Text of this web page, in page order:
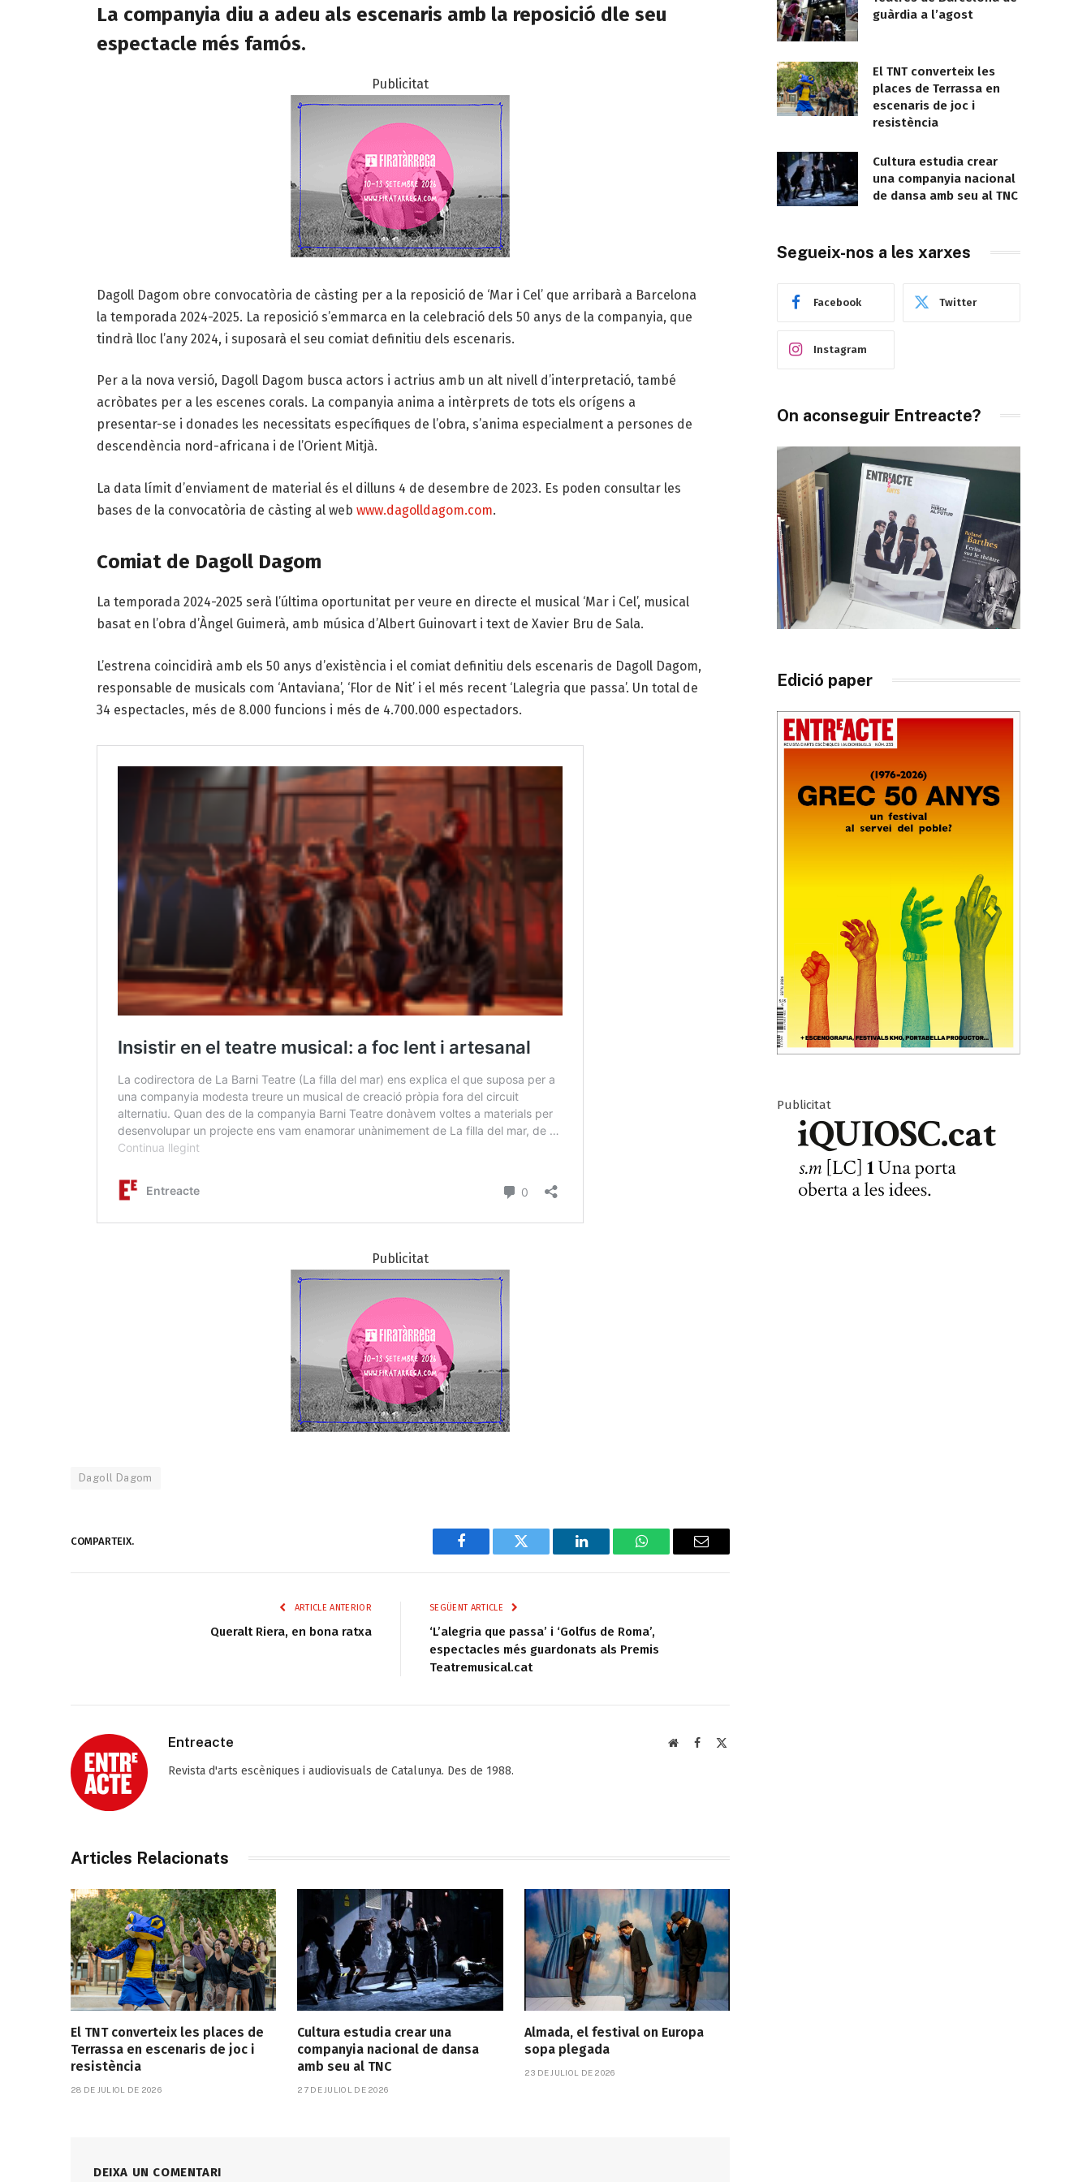
La companyia diu a adeu als escenaris amb la reposició dle seu
espectacle més famós.
Publicitat
Dagoll Dagom obre convocatòria de càsting per a la reposició de ‘Mar i Cel’ que arribarà a Barcelona
la temporada 2024-2025. La reposició s’emmarca en la celebració dels 50 anys de la companyia, que
tindrà lloc l’any 2024, i suposarà el seu comiat definitiu dels escenaris.
Per a la nova versió, Dagoll Dagom busca actors i actrius amb un alt nivell d’interpretació, també
acròbates per a les escenes corals. La companyia anima a intèrprets de tots els orígens a
presentar-se i donades les necessitats específiques de l’obra, s’anima especialment a persones de
descendència nord-africana i de l’Orient Mitjà.
La data límit d’enviament de material és el dilluns 4 de desembre de 2023. Es poden consultar les
bases de la convocatòria de càsting al web www.dagolldagom.com.
Comiat de Dagoll Dagom
La temporada 2024-2025 serà l’última oportunitat per veure en directe el musical ‘Mar i Cel’, musical
basat en l’obra d’Àngel Guimerà, amb música d’Albert Guinovart i text de Xavier Bru de Sala.
L’estrena coincidirà amb els 50 anys d’existència i el comiat definitiu dels escenaris de Dagoll Dagom,
responsable de musicals com ‘Antaviana’, ‘Flor de Nit’ i el més recent ‘Lalegria que passa’. Un total de
34 espectacles, més de 8.000 funcions i més de 4.700.000 espectadors.
Publicitat
Dagoll Dagom
COMPARTEIX.
Facebook Twitter LinkedIn WhatsAppEmail
ARTICLE ANTERIOR
Queralt Riera, en bona ratxa
SEGÜENT ARTICLE
‘L’alegria que passa’ i ‘Golfus de Roma’,
espectacles més guardonats als Premis
Teatremusical.cat
Entreacte WebFacebook
Revista d'arts escèniques i audiovisuals de Catalunya. Des de 1988.
Articles Relacionats
El TNT converteix les places de
Terrassa en escenaris de joc i
resistència
28 DE JULIOL DE 2026
Cultura estudia crear una
companyia nacional de dansa
amb seu al TNC
27 DE JULIOL DE 2026
Almada, el festival on Europa
sopa plegada
23 DE JULIOL DE 2026
DEIXA UN COMENTARI
guàrdia a l’agost
El TNT converteix les
places de Terrassa en
escenaris de joc i
resistència
Cultura estudia crear
una companyia nacional
de dansa amb seu al TNC
Segueix-nos a les xarxes
Facebook Twitter
Instagram
On aconseguir Entreacte?
Edició paper
Publicitat